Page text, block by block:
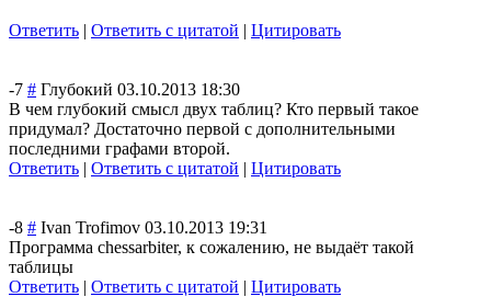
Ответить | Ответить с цитатой | Цитировать
-7 # Глубокий 03.10.2013 18:30
В чем глубокий смысл двух таблиц? Кто первый такое
придумал? Достаточно первой с дополнительными
последними графами второй.
Ответить | Ответить с цитатой | Цитировать
-8 # Ivan Trofimov 03.10.2013 19:31
Программа chessarbiter, к сожалению, не выдаёт такой
таблицы
Ответить | Ответить с цитатой | Цитировать